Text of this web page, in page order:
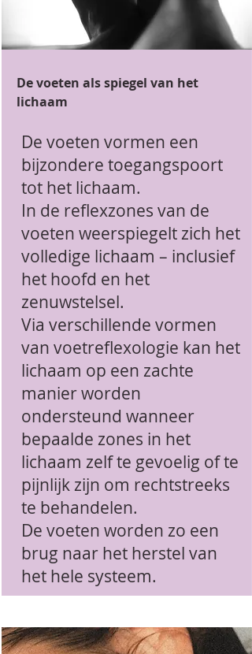
De voeten als spiegel van het
lichaam
De voeten vormen een
bijzondere toegangspoort
tot het lichaam.
In de reflexzones van de
voeten weerspiegelt zich het
volledige lichaam – inclusief
het hoofd en het
zenuwstelsel.
Via verschillende vormen
van voetreflexologie kan het
lichaam op een zachte
manier worden
ondersteund wanneer
bepaalde zones in het
lichaam zelf te gevoelig of te
pijnlijk zijn om rechtstreeks
te behandelen.
De voeten worden zo een
brug naar het herstel van
het hele systeem.